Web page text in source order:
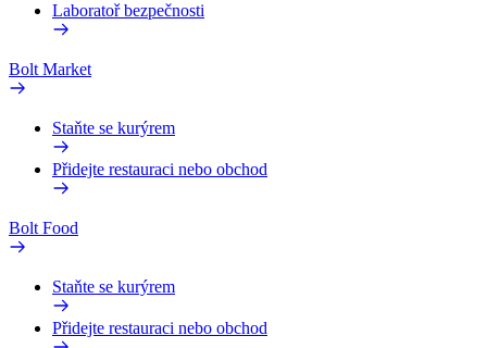
Laboratoř bezpečnosti
Bolt Market
Staňte se kurýrem
Přidejte restauraci nebo obchod
Bolt Food
Staňte se kurýrem
Přidejte restauraci nebo obchod